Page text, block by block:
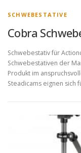
SCHWEBESTATIVE
Cobra
Schwebestativ für
Schwebestativen der
Produkt im
Steadicams eignen sich